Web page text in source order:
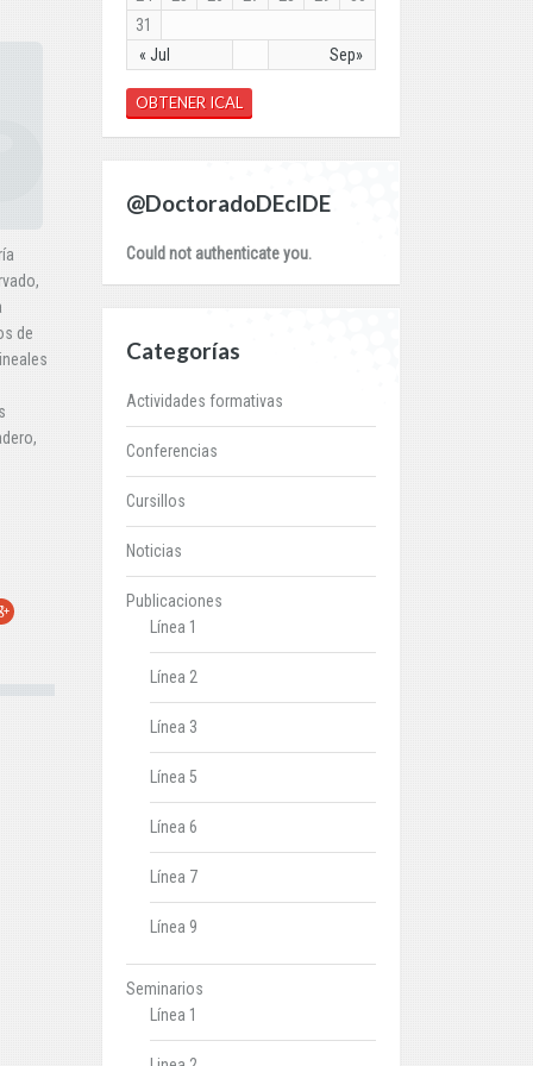
de
« Jul Sep»
31
OBTENER ICAL
@DoctoradoDEcIDE
Could not authenticate you.
Categorías
Actividades formativas
Conferencias
Cursillos
Noticias
Publicaciones
Línea 1
Línea 2
Línea 3
Línea 5
Línea 6
Línea 7
Línea 9
Seminarios
Línea 1